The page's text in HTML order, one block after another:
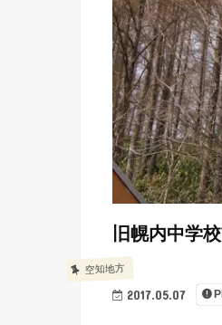
空知地方
2017.05.07
旧幌内中学